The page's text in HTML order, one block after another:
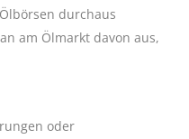
durchaus
am Ölmarkt davon aus,
oder